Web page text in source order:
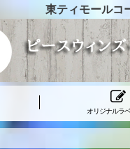
東ティモールコ
オリジナルラ